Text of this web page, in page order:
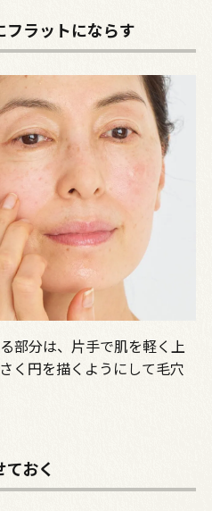
フラットにならす
部分は、片手で肌を軽く上
く円を描くようにして毛穴
おく